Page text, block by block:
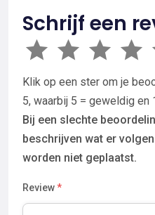
Schrijf een
Klik op een ster om je
5, waarbij 5 = geweldig en
Bij een slechte
beschrijven wat er
worden niet geplaatst.
Review*